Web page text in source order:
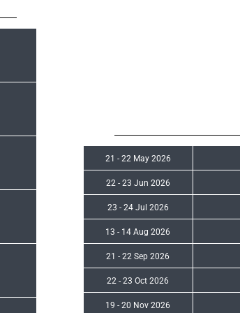
21 - 22 May 2026
22 - 23 Jun 2026
23 - 24 Jul 2026
13 - 14 Aug 2026
21 -22 Sep 2026
22 -23 Oct 2026
19 -20 Nov 2026